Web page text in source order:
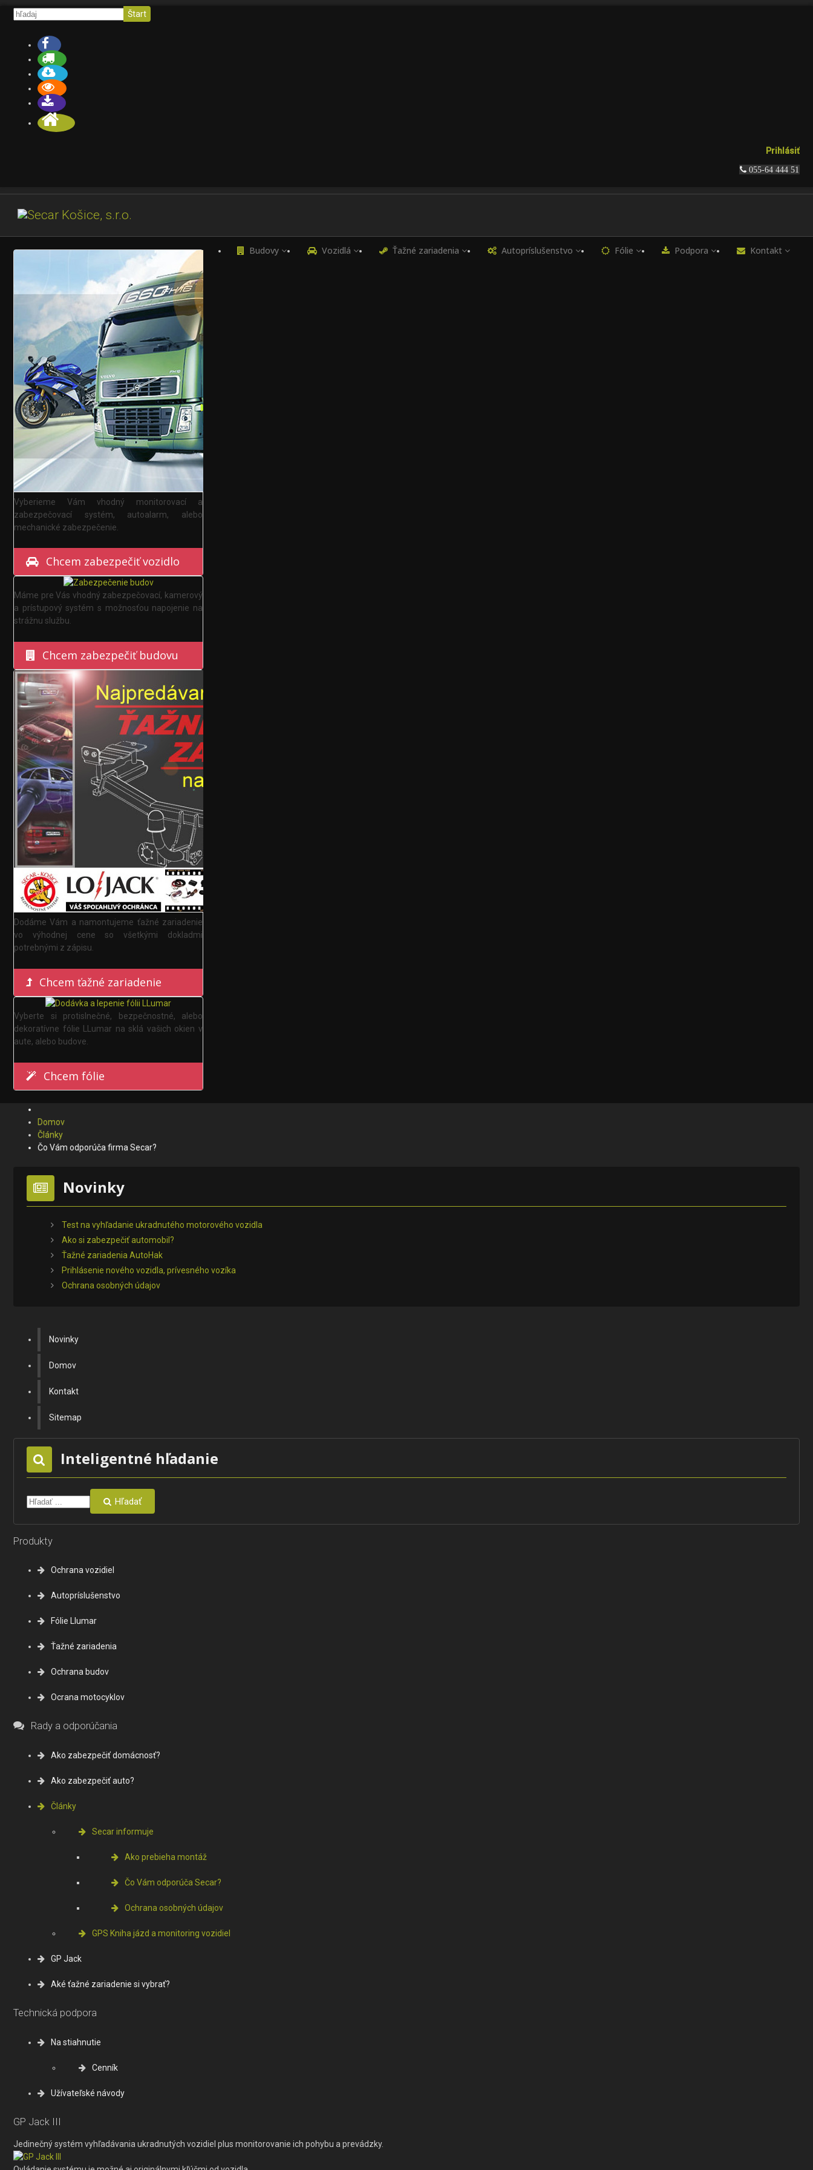
Štart
Prihlásiť
055-64 444 51
Budovy Vozidlá Ťažné zariadenia Autopríslušenstvo Fólie Podpora Kontakt
Vyberieme Vám vhodný monitorovací a
zabezpečovací systém, autoalarm, alebo
mechanické zabezpečenie.
Chcem zabezpečiť vozidlo
Máme pre Vás vhodný zabezpečovací, kamerový
a prístupový systém s možnosťou napojenie na
strážnu službu.
Chcem zabezpečiť budovu
Dodáme Vám a namontujeme ťažné zariadenie
vo výhodnej cene so všetkými dokladmi
potrebnými z zápisu.
Chcem ťažné zariadenie
Vyberte si protislnečné, bezpečnostné, alebo
dekoratívne fólie LLumar na sklá vašich okien v
aute, alebo budove.
Chcem fólie
Domov
Články
Čo Vám odporúča firma Secar?
Novinky
Test na vyhľadanie ukradnutého motorového vozidla
Ako si zabezpečiť automobil?
Ťažné zariadenia AutoHak
Prihlásenie nového vozidla, prívesného vozíka
Ochrana osobných údajov
Novinky
Domov
Kontakt
Sitemap
Inteligentné hľadanie
Hľadať
Produkty
Ochrana vozidiel
Autopríslušenstvo
Fólie Llumar
Ťažné zariadenia
Ochrana budov
Ocrana motocyklov
Rady a odporúčania
Ako zabezpečiť domácnosť?
Ako zabezpečiť auto?
Články
Secar informuje
Ako prebieha montáž
Čo Vám odporúča Secar?
Ochrana osobných údajov
GPS Kniha jázd a monitoring vozidiel
GP Jack
Aké ťažné zariadenie si vybrať?
Technická podpora
Na stiahnutie
Cenník
Užívateľské návody
GP Jack III
Jedinečný systém vyhľadávania ukradnutých vozidiel plus monitorovanie ich pohybu a prevádzky.